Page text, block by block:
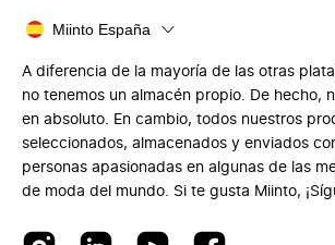
Miinto España
A diferencia de la mayoría de las otras
no tenemos un almacén propio. De hecho,
en absoluto. En cambio, todos nuestros
seleccionados, almacenados y enviados
personas apasionadas en algunas de las
de moda del mundo. Si te gusta Miinto,